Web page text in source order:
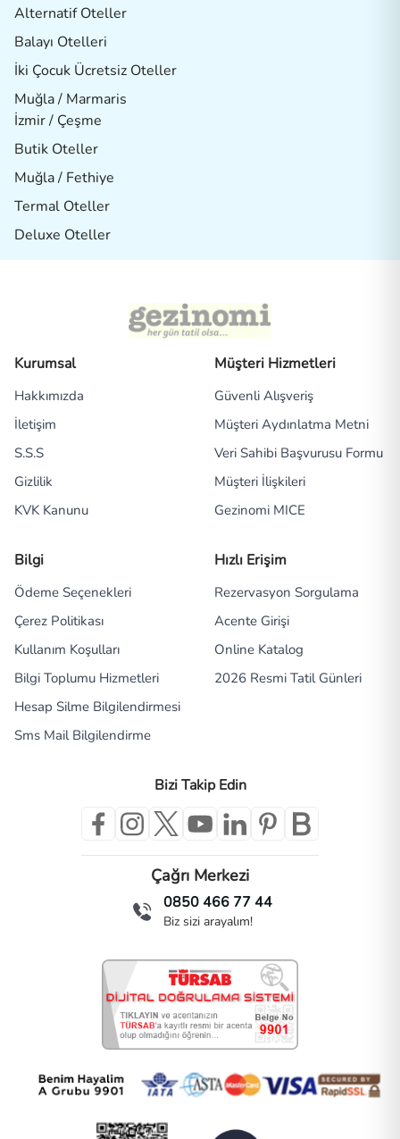
Alternatif Oteller
Balayı Otelleri
İki Çocuk Ücretsiz Oteller
Muğla / Marmaris
İzmir / Çeşme
Butik Oteller
Muğla / Fethiye
Termal Oteller
Deluxe Oteller
Kurumsal
Hakkımızda
İletişim
S.S.S
Gizlilik
KVK Kanunu
Müşteri Hizmetleri
Güvenli Alışveriş
Müşteri Aydınlatma Metni
Veri Sahibi Başvurusu Formu
Müşteri İlişkileri
Gezinomi MICE
Bilgi
Ödeme Seçenekleri
Çerez Politikası
Kullanım Koşulları
Bilgi Toplumu Hizmetleri
Hesap Silme Bilgilendirmesi
Sms Mail Bilgilendirme
Hızlı Erişim
Rezervasyon Sorgulama
Acente Girişi
Online Katalog
2026 Resmi Tatil Günleri
Bizi Takip Edin
Çağrı Merkezi
0850 466 77 44
Biz sizi arayalım!